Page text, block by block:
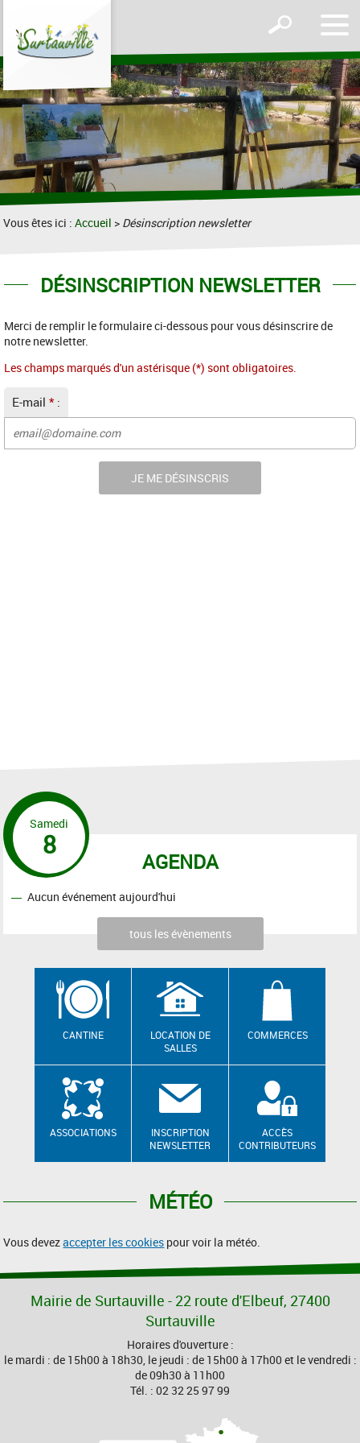
le
Afficher
formulaire
de
recherche
Vous êtes ici :Accueil > Désinscription newsletter
DÉSINSCRIPTION NEWSLETTER
Merci de remplir le formulaire ci-dessous pour vous désinscrire de
notre newsletter.
Les champs marqués d'un astérisque (*) sont obligatoires.
E-mail *:
AGENDA
Samedi
8
Aucun événement aujourd'hui
tous les évènements
CANTINE
LOCATION DE
SALLES
COMMERCES
ASSOCIATIONS
INSCRIPTION
NEWSLETTER
ACCÈS
CONTRIBUTEURS
MÉTÉO
Vous devezaccepter les cookies pour voir la météo.
Mairie de Surtauville - 22 route d'Elbeuf, 27400
Surtauville
Horaires d'ouverture :
le mardi : de 15h00 à 18h30, le jeudi : de 15h00 à 17h00 et le vendredi :
de 09h30 à 11h00
Tél. : 02 32 25 97 99